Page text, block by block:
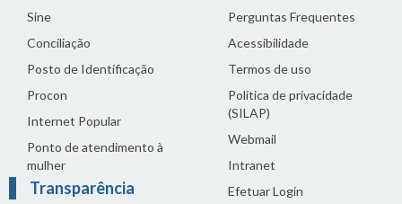
Sine
Conciliação
Posto de Identificação
Procon
Internet Popular
Ponto de atendimento à
mulher
Transparência
Perguntas Frequentes
Acessibilidade
Termos de uso
Política de privacidade
(SILAP)
Webmail
Intranet
Efetuar Login